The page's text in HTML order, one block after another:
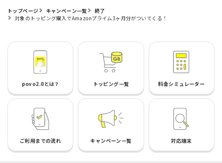
トップページ キャンペーン一覧
終了
対象のトッピング購入でAmazonプライム3ヶ月分がついてくる！
povo2.0とは？ トッピング一覧 料金シミュレーター
ご利用までの流れ キャンペーン一覧 対応端末